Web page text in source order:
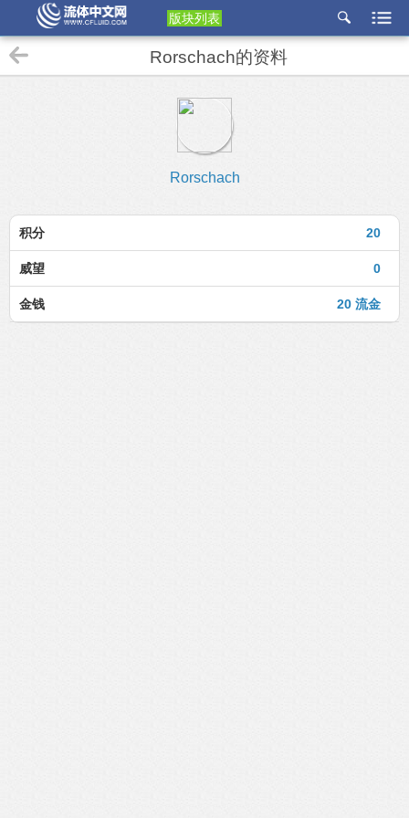
版块列表
etu
Rorschach的资料
Rorschach
20
积分
0
威望
20 流金
金钱